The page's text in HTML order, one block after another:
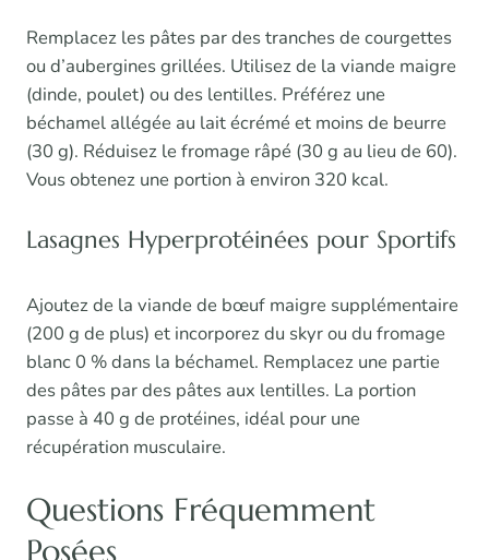
Remplacez les pâtes par des tranches de courgettes
ou d’aubergines grillées. Utilisez de la viande maigre
(dinde, poulet) ou des lentilles. Préférez une
béchamel allégée au lait écrémé et moins de beurre
(30 g). Réduisez le fromage râpé (30 g au lieu de 60).
Vous obtenez une portion à environ 320 kcal.
Lasagnes Hyperprotéinées pour Sportifs
Ajoutez de la viande de bœuf maigre supplémentaire
(200 g de plus) et incorporez du skyr ou du fromage
blanc 0 % dans la béchamel. Remplacez une partie
des pâtes par des pâtes aux lentilles. La portion
passe à 40 g de protéines, idéal pour une
récupération musculaire.
Questions Fréquemment
Posées